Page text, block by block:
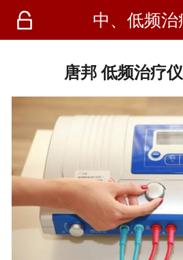
 中、低频治
唐邦 低频治疗